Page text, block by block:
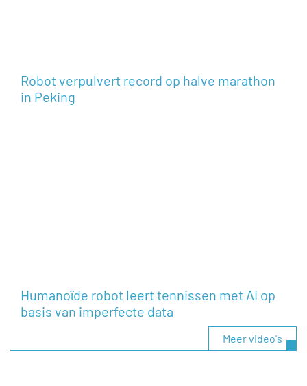
Robot verpulvert record op halve marathon
in Peking
Humanoïde robot leert tennissen met AI op
basis van imperfecte data
Meer video's